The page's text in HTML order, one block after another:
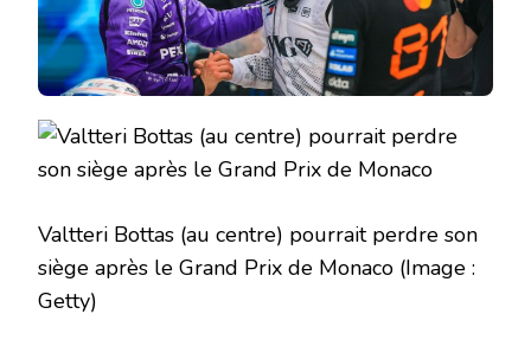
Valtteri Bottas (au centre) pourrait perdre son
siège après le Grand Prix de Monaco (Image :
Getty)